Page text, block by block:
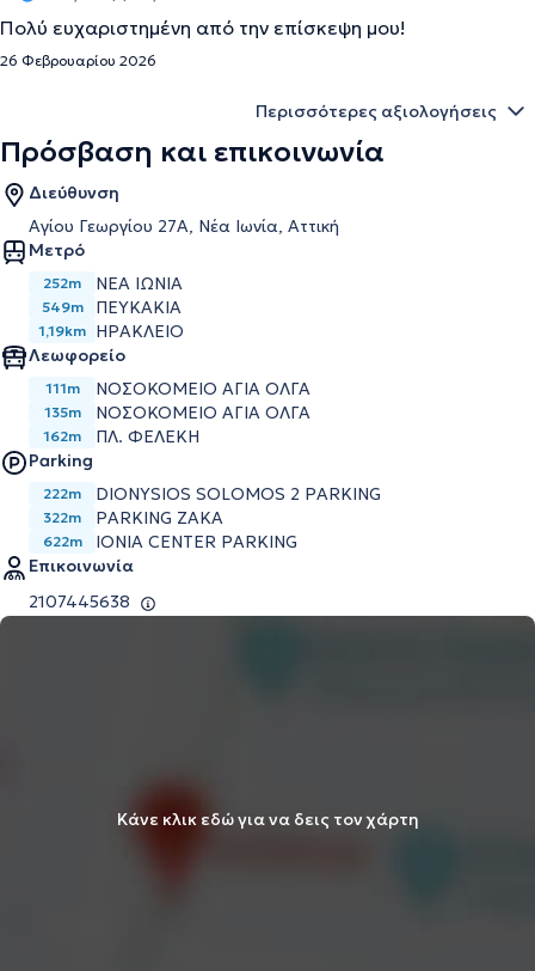
Πολύ ευχαριστημένη από την επίσκεψη μου!
26 Φεβρουαρίου 2026
Περισσότερες αξιολογήσεις
Πρόσβαση και επικοινωνία
Διεύθυνση
Αγίου Γεωργίου 27Α, Νέα Ιωνία, Αττική
Μετρό
252m ΝΕΑ ΙΩΝΙΑ
549m ΠΕΥΚΑΚΙΑ
1,19km ΗΡΑΚΛΕΙΟ
Λεωφορείο
111m ΝΟΣΟΚΟΜΕΙΟ ΑΓΙΑ ΟΛΓΑ
135m ΝΟΣΟΚΟΜΕΙΟ ΑΓΙΑ ΟΛΓΑ
162m
ΠΛ. ΦΕΛΕΚΗ
Parking
222m DIONYSIOS SOLOMOS 2 PARKING
322m PARKING ZAKA
622m
IONIA CENTER PARKING
Επικοινωνία
2107445638
Κάνε κλικ εδώ για να δεις τον χάρτη